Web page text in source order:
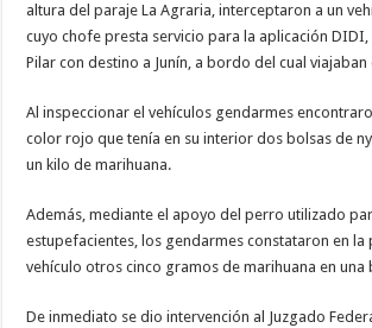
altura del paraje La Agraria, interceptaron a un
cuyo chofe presta servicio para la aplicación
Pilar con destino a Junín, a bordo del cual
Al inspeccionar el vehículos gendarmes
color rojo que tenía en su interior dos bolsas de
un kilo de marihuana.
Además, mediante el apoyo del perro utilizado
estupefacientes, los gendarmes constataron en la
vehículo otros cinco gramos de marihuana en una
De inmediato se dio intervención al Juzgado